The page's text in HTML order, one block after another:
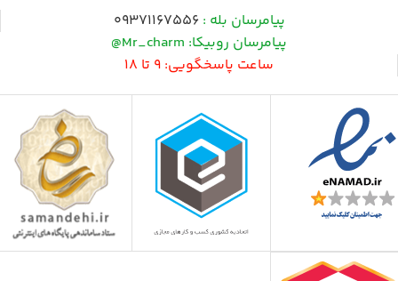
پیامرسان بله : 09371167556
پیامرسان روبیکا: Mr_charm@
ساعت پاسخگویی: 9 تا 18